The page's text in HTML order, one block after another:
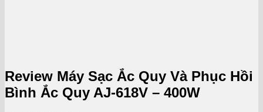
Review Máy Sạc Ắc Quy Và Phục Hồi
Bình Ắc Quy AJ-618V – 400W